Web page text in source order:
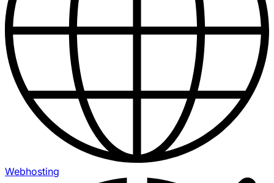
Webhosting